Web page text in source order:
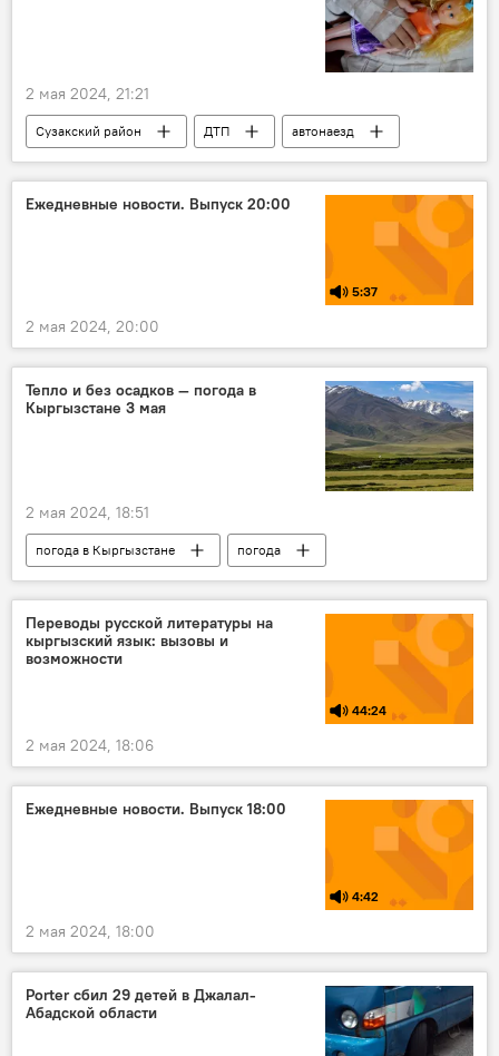
2 мая 2024, 21:21
Сузакский район ДТП
автонаезд
УВД Джалал-Абадской области
Ежедневные новости. Выпуск 20:00
5:37
2 мая 2024, 20:00
Тепло и без осадков — погода в
Кыргызстане 3 мая
2 мая 2024, 18:51
погода в Кыргызстане
погода
Кыргызстан
прогноз погоды
Переводы русской литературы на
кыргызский язык: вызовы и
возможности
44:24
2 мая 2024, 18:06
Ежедневные новости. Выпуск 18:00
4:42
2 мая 2024, 18:00
Porter сбил 29 детей в Джалал-
Абадской области